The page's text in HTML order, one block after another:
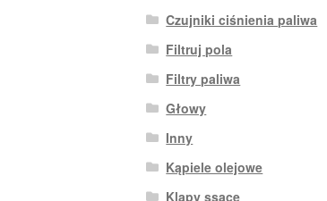
Czujniki ciśnienia paliwa
Filtruj pola
Filtry paliwa
Głowy
Inny
Kąpiele olejowe
Klapy ssące